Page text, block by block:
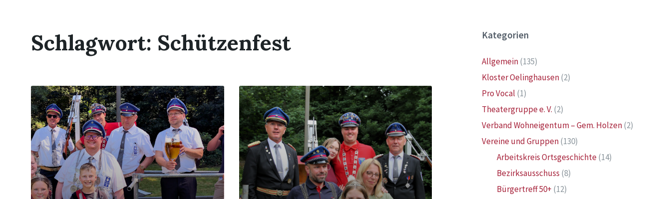
Schlagwort: Schützenfest
Mehr
erfahren
Mehr
erfahren
Kategorien
Allgemein(135)
Kloster Oelinghausen(2)
Pro Vocal (1)
Theatergruppe e. V. (2)
Verband Wohneigentum – Gem. Holzen(2)
Vereine und Gruppen(130)
Arbeitskreis Ortsgeschichte(14)
Bezirksausschuss (8)
Bürgertreff 50+ (12)